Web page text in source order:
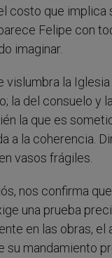
costo que
Felipe con
imaginar.
la
la del consuelo y
la que es
a la coherencia.
vasos frágiles.
nos confirma
una prueba
en las obras,
mandamiento